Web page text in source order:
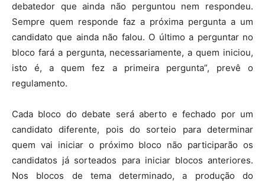
debatedor que ainda não perguntou nem respondeu.
Sempre quem responde faz a próxima pergunta a um
candidato que ainda não falou. O último a perguntar no
bloco fará a pergunta, necessariamente, a quem iniciou,
isto é, a quem fez a primeira pergunta”, prevê o
regulamento.
Cada bloco do debate será aberto e fechado por um
candidato diferente, pois do sorteio para determinar
quem vai iniciar o próximo bloco não participarão os
candidatos já sorteados para iniciar blocos anteriores.
Nos blocos de tema determinado, a produção do